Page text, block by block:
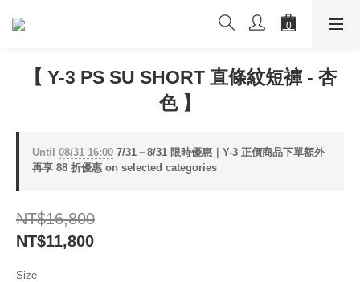
【 Y-3 PS SU SHORT 直條紋短褲 - 杏
色 】
Until 08/31 16:00 7/31－8/31 限時優惠｜Y-3 正價商品下單額外
再享 88 折優惠 on selected categories
NT$16,800
NT$11,800
Size